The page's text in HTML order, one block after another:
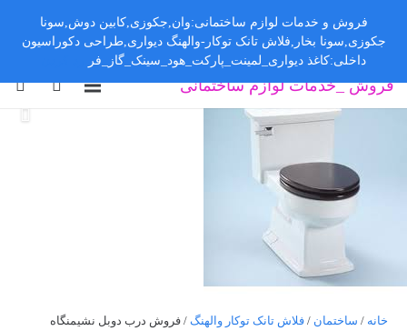
فروش _خدمات لوازم ساختمانی
خانه / ساختمان / فلاش تانک توکار والهنگ / فروش درب دوبل نشیمنگاه
فروش و خدمات لوازم ساختمانی:وان,جکوزی,کابین دوش,سونا
جکوزی,سونا بخار,فلاش تانک توکار-والهنگ دیواری,طراحی دکوراسیون
داخلی:کاغذ دیواری_لمینت_پارکت_هود_سینک_گاز_فر